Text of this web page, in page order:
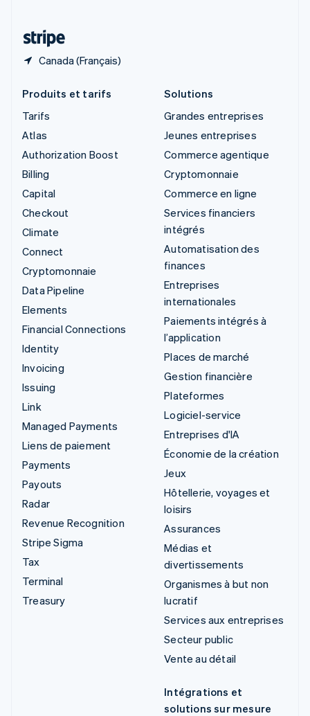
Canada (Français)
Produits et tarifs
Tarifs
Atlas
Authorization Boost
Billing
Capital
Checkout
Climate
Connect
Cryptomonnaie
Data Pipeline
Elements
Financial Connections
Identity
Invoicing
Issuing
Link
Managed Payments
Liens de paiement
Payments
Payouts
Radar
Revenue Recognition
Stripe Sigma
Tax
Terminal
Treasury
Solutions
Grandes entreprises
Jeunes entreprises
Commerce agentique
Cryptomonnaie
Commerce en ligne
Services financiers
intégrés
Automatisation des
finances
Entreprises
internationales
Paiements intégrés à
l’application
Places de marché
Gestion financière
Plateformes
Logiciel-service
Entreprises d'IA
Économie de la création
Jeux
Hôtellerie, voyages et
loisirs
Assurances
Médias et
divertissements
Organismes à but non
lucratif
Services aux entreprises
Secteur public
Vente au détail
Intégrations et
solutions sur mesure